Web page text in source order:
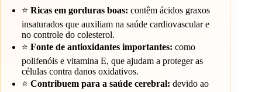
⭐Ricas em gorduras boas: contêm ácidos graxos
insaturados que auxiliam na saúde cardiovascular e
no controle do colesterol.
⭐Fonte de antioxidantes importantes: como
polifenóis e vitamina E, que ajudam a proteger as
células contra danos oxidativos.
⭐Contribuem para a saúde cerebral: devido ao